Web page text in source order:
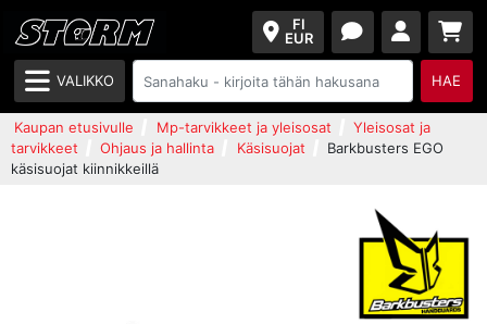
FI
EUR
VALIKKO HAE
Kaupan etusivulle Mp-tarvikkeet ja yleisosat
Yleisosat ja
tarvikkeet
Ohjaus ja hallinta Käsisuojat
Barkbusters EGO
käsisuojat kiinnikkeillä